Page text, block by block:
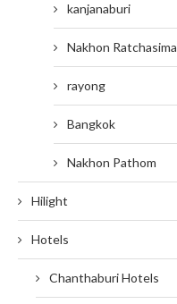
kanjanaburi
Nakhon Ratchasima
rayong
Bangkok
Nakhon Pathom
Hilight
Hotels
Chanthaburi Hotels